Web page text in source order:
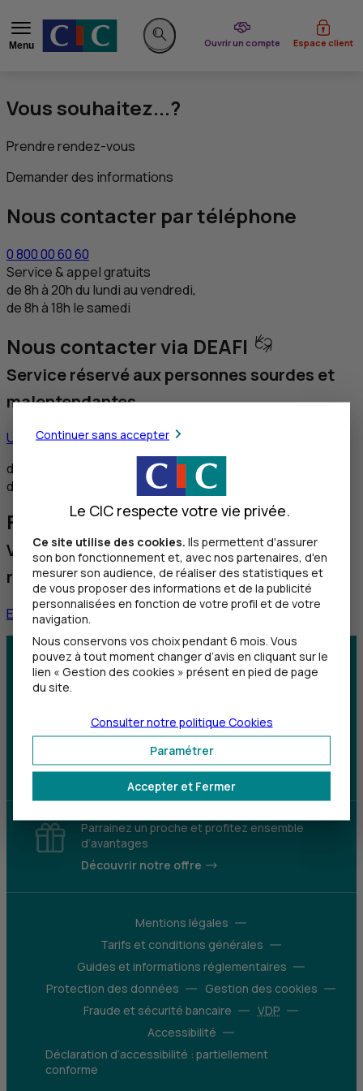
Menu
Rechercher sur le site
Ouvrir un compte
du CIC Espace client
Vous souhaitez...?
Prendre rendez-vous
Demander des informations
Nous contacter par téléphone
0 800 00 60 60
Service & appel gratuits
de 8h à 20h du lundi au vendredi,
de 8h à 18h le samedi
Nous contacter via DEAFI
Service réservé aux personnes sourdes et
malentendantes
Utiliser ce service
de 8h30 à 12h et de 14h à 18h du lundi au vendredi,
de 8h30 à 12h le samedi
Faire une réclamation
Vous souhaitez nous faire part d'une
réclamation
En savoir plus
Centre d'aide Trouver une agence
malentendants
Télécharger l'application
Parrainez un proche et profitez ensemble
d’avantages
Découvrir notre offre
Mentions légales
Tarifs et conditions générales
Guides et informations réglementaires
Protection des données
Gestion des cookies
Fraude et sécurité bancaire
VDP
Accessibilité
Déclaration d’accessibilité : partiellement
conforme
Continuer sans accepter
Le CIC respecte votre vie privée.
Ce site utilise des cookies. Ils permettent d'assurer
son bon fonctionnement et, avec nos partenaires, d'en
mesurer son audience, de réaliser des statistiques et
de vous proposer des informations et de la publicité
personnalisées en fonction de votre profil et de votre
navigation.
Nous conservons vos choix pendant 6 mois. Vous
pouvez à tout moment changer d’avis en cliquant sur le
lien « Gestion des cookies » présent en pied de page
du site.
Accepter et Fermer
Paramétrer
Consulter notre politique Cookies